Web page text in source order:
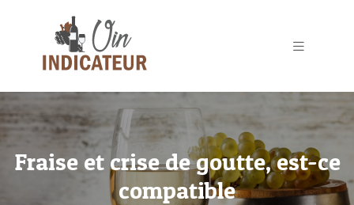
Fraise et crise de goutte, est-ce
compatible